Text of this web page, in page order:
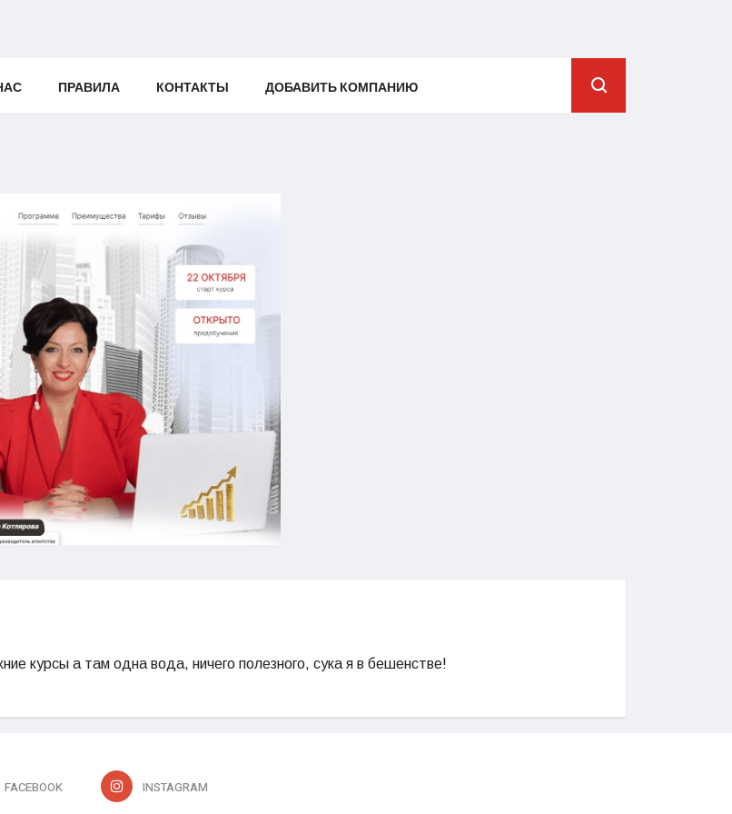
ПРАВИЛА КОНТАКТЫ ДОБАВИТЬ КОМПАНИЮ
курсы а там одна вода, ничего полезного, сука я в бешенстве!
FACEBOOK INSTAGRAM